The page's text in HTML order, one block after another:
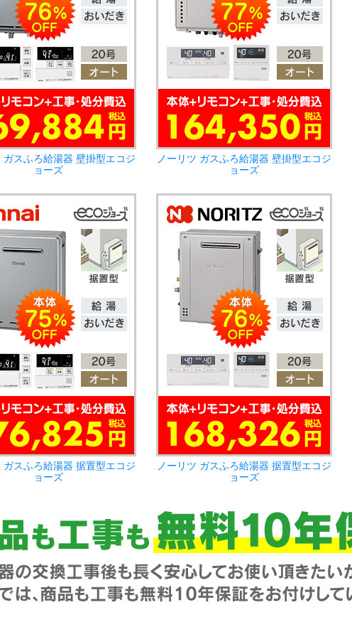
ガスふろ給湯器 壁掛型エコジ
ョーズ
ノーリツ ガスふろ給湯器 壁掛型エコジ
ョーズ
ガスふろ給湯器 据置型エコジ
ョーズ
ノーリツ ガスふろ給湯器 据置型エコジ
ョーズ